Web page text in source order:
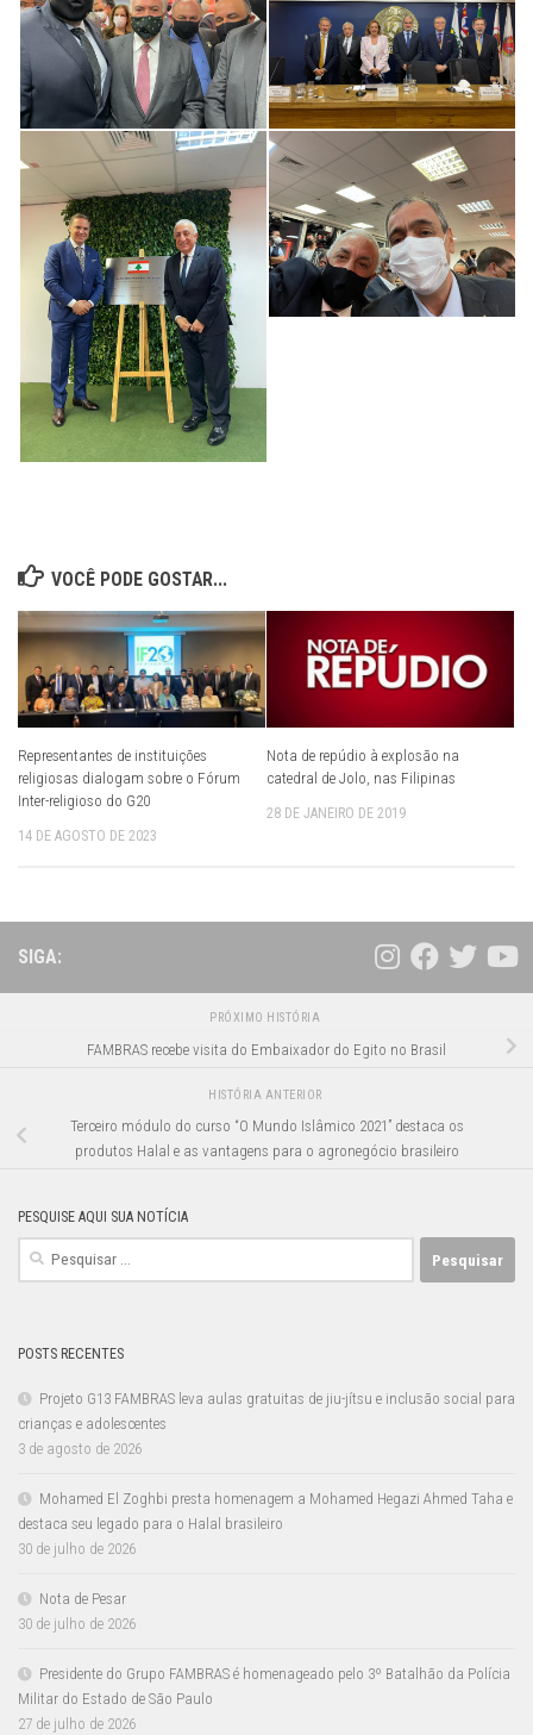
VOCÊ PODE GOSTAR...
Representantes de instituições
religiosas dialogam sobre o Fórum
Inter-religioso do G20
14 DE AGOSTO DE 2023
Nota de repúdio à explosão na
catedral de Jolo, nas Filipinas
28 DE JANEIRO DE 2019
SIGA:
PRÓXIMO HISTÓRIA
FAMBRAS recebe visita do Embaixador do Egito no Brasil
HISTÓRIA ANTERIOR
Terceiro módulo do curso “O Mundo Islâmico 2021” destaca os
produtos Halal e as vantagens para o agronegócio brasileiro
PESQUISE AQUI SUA NOTÍCIA
Pesquisar
POSTS RECENTES
Projeto G13 FAMBRAS leva aulas gratuitas de jiu-jítsu e inclusão social para
crianças e adolescentes
3 de agosto de 2026
Mohamed El Zoghbi presta homenagem a Mohamed Hegazi Ahmed Taha e
destaca seu legado para o Halal brasileiro
30 de julho de 2026
Nota de Pesar
30 de julho de 2026
Presidente do Grupo FAMBRAS é homenageado pelo 3º Batalhão da Polícia
Militar do Estado de São Paulo
27 de julho de 2026